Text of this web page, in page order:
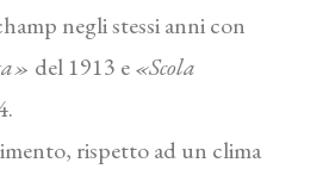
negli stessi anni con
del 1913 e«Scola
rispetto ad un clima